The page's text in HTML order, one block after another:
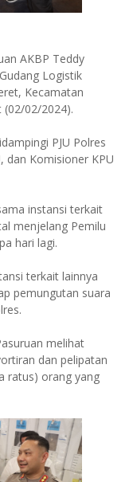
AKBP Teddy
Logistik
Kecamatan
(02/02/2024).
PJU Polres
dan Komisioner KPU
instansi terkait
menjelang Pemilu
hari lagi.
terkait lainnya
pemungutan suara
melihat
dan pelipatan
ratus) orang yang